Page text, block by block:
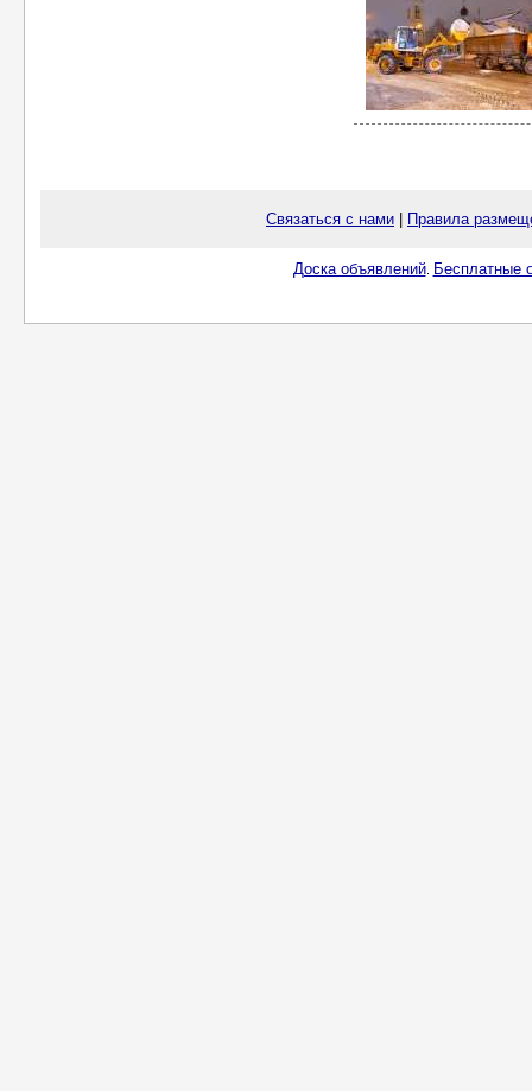
Связаться с нами Правила
Доска объявлений. Бесплатные